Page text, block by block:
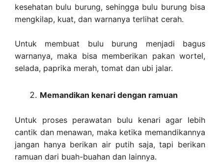
kesehatan bulu burung, sehingga bulu burung bisa
mengkilap, kuat, dan warnanya terlihat cerah.
Untuk membuat bulu burung menjadi bagus
warnanya, maka bisa memberikan pakan wortel,
selada, paprika merah, tomat dan ubi jalar.
Memandikan kenari dengan ramuan
Untuk proses perawatan bulu kenari agar lebih
cantik dan menawan, maka ketika memandikannya
jangan hanya berikan air putih saja, tapi berikan
ramuan dari buah-buahan dan lainnya.